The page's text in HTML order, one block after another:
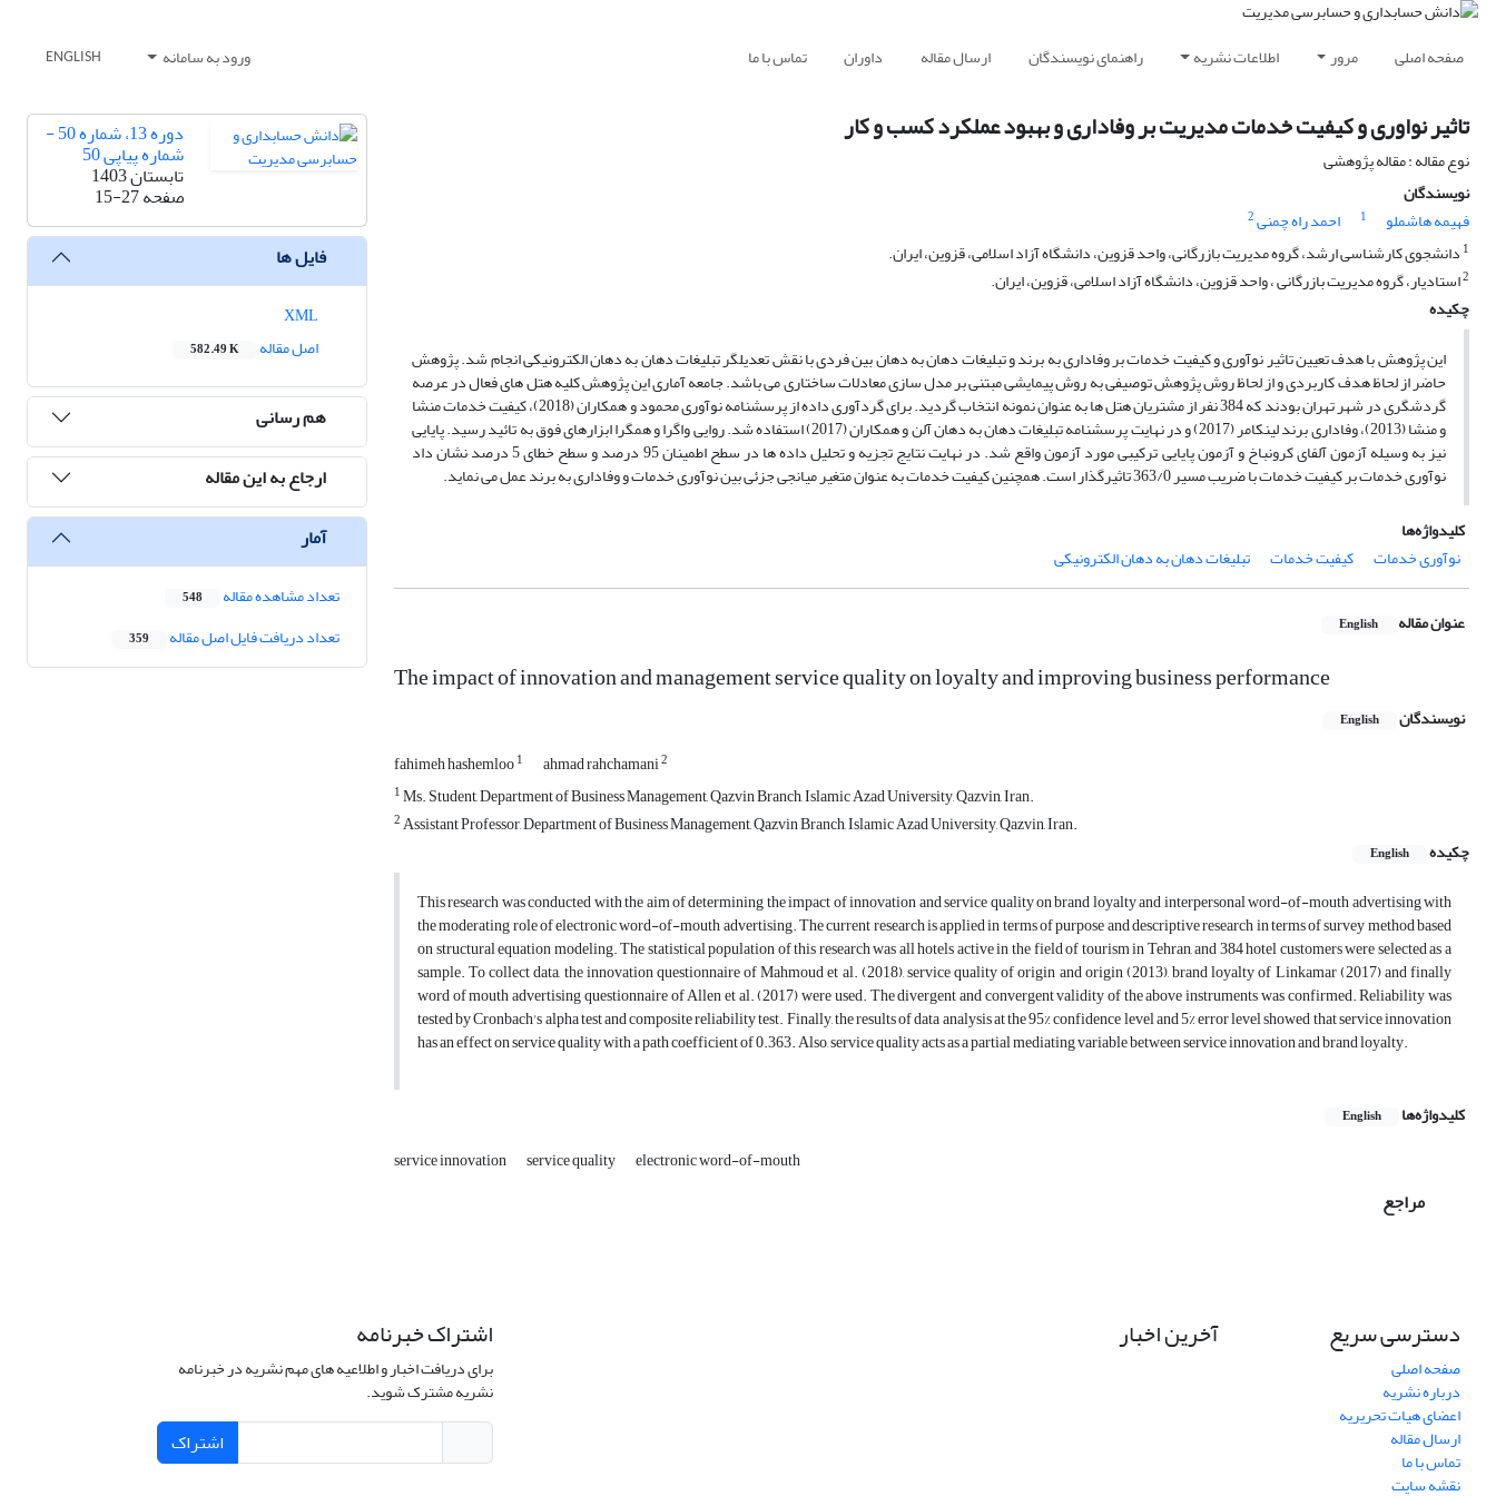
صفحه اصلی مرور اطلاعات نشریه راهنمای نویسندگان ارسال مقاله داوران تماس با ما ورود به سامانه ENGLISH
تاثیر نواوری و کیفیت خدمات مدیریت بر وفاداری و بهبود عملکرد کسب و کار
نوع مقاله : مقاله پژوهشی
نویسندگان
فهیمه هاشملو
1 احمد راه چمنی2
1 دانشجوی کارشناسی ارشد، گروه مدیریت بازرگانی، واحد قزوین، دانشگاه آزاد اسلامی، قزوین، ایران.
2استادیار، گروه مدیریت بازرگانی ، واحد قزوین، دانشگاه آزاد اسلامی، قزوین، ایران.
چکیده
این پژوهش با هدف تعیین تاثیر نوآوری و کیفیت خدمات بر وفاداری به برند و تبلیغات دهان به دهان بین فردی با نقش تعدیلگر تبلیغات دهان به دهان الکترونیکی انجام شد. پژوهش
حاضر از لحاظ هدف کاربردی و از لحاظ روش پژوهش توصیفی به روش پیمایشی مبتنی بر مدل سازی معادلات ساختاری می باشد. جامعه آماری این پژوهش کلیه هتل های فعال در عرصه
گردشگری در شهر تهران بودند که 384 نفر از مشتریان هتل ها به عنوان نمونه انتخاب گردید. برای گردآوری داده از پرسشنامه نوآوری محمود و همکاران (2018)، کیفیت خدمات منشا
و منشا (2013)، وفاداری برند لینکامر (2017) و در نهایت پرسشنامه تبلیغات دهان به دهان آلن و همکاران (2017) استفاده شد. روایی واگرا و همگرا ابزارهای فوق به تائید رسید. پایایی
نیز به وسیله آزمون آلفای کرونباخ و آزمون پایایی ترکیبی مورد آزمون واقع شد. در نهایت نتایج تجزیه و تحلیل داده ها در سطح اطمینان 95 درصد و سطح خطای 5 درصد نشان داد
نوآوری خدمات بر کیفیت خدمات با ضریب مسیر 363/0 تاثیرگذار است. همچنین کیفیت خدمات به عنوان متغیر میانجی جزئی بین نوآوری خدمات و وفاداری به برند عمل می نماید.
کلیدواژه‌ها
نوآوری خدمات
کیفیت خدمات تبلیغات دهان به دهان الکترونیکی
عنوان مقاله English
The impact of innovation and management service quality on loyalty and improving business performance
نویسندگان English
fahimeh hashemloo1 ahmad rahchamani2
1Ms. Student, Department of Business Management, Qazvin Branch, Islamic Azad University, Qazvin, Iran.
2Assistant Professor, Department of Business Management, Qazvin Branch, Islamic Azad University, Qazvin, Iran.
چکیده
English
This research was conducted with the aim of determining the impact of innovation and service quality on brand loyalty and interpersonal word-of-mouth advertising with
the moderating role of electronic word-of-mouth advertising. The current research is applied in terms of purpose and descriptive research in terms of survey method based
on structural equation modeling. The statistical population of this research was all hotels active in the field of tourism in Tehran, and 384 hotel customers were selected as a
sample. To collect data, the innovation questionnaire of Mahmoud et al. (2018), service quality of origin and origin (2013), brand loyalty of Linkamar (2017) and finally
word of mouth advertising questionnaire of Allen et al. (2017) were used. The divergent and convergent validity of the above instruments was confirmed. Reliability was
tested by Cronbach's alpha test and composite reliability test. Finally, the results of data analysis at the 95% confidence level and 5% error level showed that service innovation
has an effect on service quality with a path coefficient of 0.363. Also, service quality acts as a partial mediating variable between service innovation and brand loyalty.
کلیدواژه‌ها English
service innovation service quality electronic word-of-mouth
مراجع
دوره 13، شماره 50 -
شماره پیاپی 50
تابستان 1403
صفحه15-27
فایل ها
اصل مقاله
582.49 K
هم رسانی
ارجاع به این مقاله
آمار
تعداد مشاهده مقاله 548
تعداد دریافت فایل اصل مقاله 359
دسترسی سریع
صفحه اصلی
درباره نشریه
اعضای هیات تحریریه
ارسال مقاله
تماس با ما
نقشه سایت
آخرین اخبار اشتراک خبرنامه
برای دریافت اخبار و اطلاعیه های مهم نشریه در خبرنامه
نشریه مشترک شوید.
اشتراک